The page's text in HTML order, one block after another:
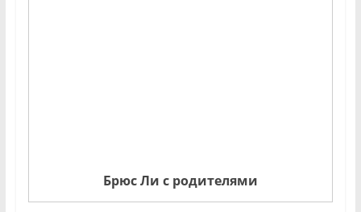
Брюс Ли с родителями